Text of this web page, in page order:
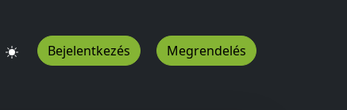
Bejelentkezés Megrendelés